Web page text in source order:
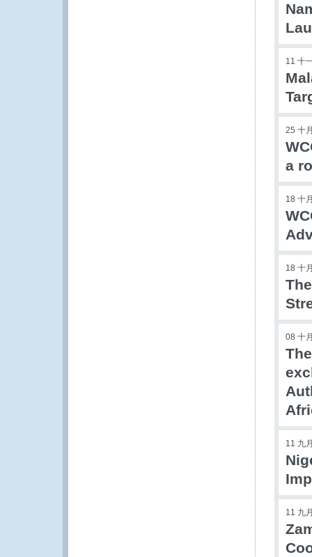
11 十
25 十
a
18 十
18 十
08 十
11 九
11 九